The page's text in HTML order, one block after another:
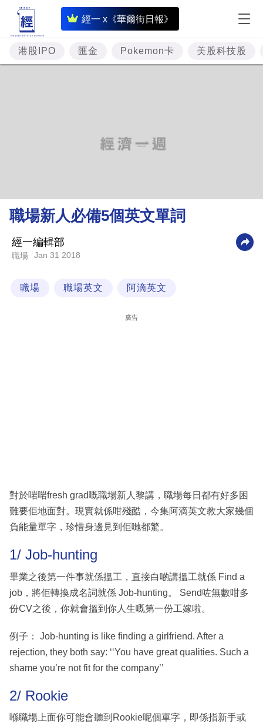
經一 x《華爾街日報》
即
時
財
經
理
財
業
技
專
區
港股IPO 匯金 Pokemon卡 美股科技股
職場新人必備5個英文單詞
經一編輯部
職場 Jan 31 2018
職場 職場英文 阿滴英文
廣告
對於啱啱fresh grad嘅職場新人黎講，職場每日都有好多困
難要佢地面對。現實就係咁殘酷，今集阿滴英文教大家幾個
負能量單字，珍惜身邊見到佢哋都驚。
1/ Job-hunting
畢業之後第一件事就係搵工，直接白啲講搵工就係 Find a
job，將佢轉換成名詞就係 Job-hunting。 Send咗無數咁多
份CV之後，你就會搵到你人生嘅第一份工嫁啦。
例子： Job-hunting is like finding a girlfriend. After a
rejection, they both say: ‘‘You have great qualities. Such a
shame you’re not fit for the company’’
2/ Rookie
喺職場上面你可能會聽到Rookie呢個單字，即係指新手或